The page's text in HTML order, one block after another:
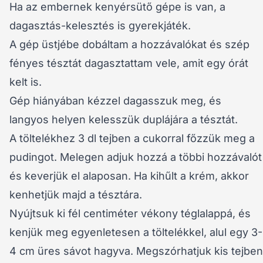
Ha az embernek kenyérsütő gépe is van, a
dagasztás-kelesztés is gyerekjáték.
A gép üstjébe dobáltam a hozzávalókat és szép
fényes tésztát dagasztattam vele, amit egy órát
kelt is.
Gép hiányában kézzel dagasszuk meg, és
langyos helyen kelesszük duplájára a tésztát.
A töltelékhez 3 dl tejben a cukorral főzzük meg a
pudingot. Melegen adjuk hozzá a többi hozzávalót
és keverjük el alaposan. Ha kihűlt a krém, akkor
kenhetjük majd a tésztára.
Nyújtsuk ki fél centiméter vékony téglalappá, és
kenjük meg egyenletesen a töltelékkel, alul egy 3-
4 cm üres sávot hagyva. Megszórhatjuk kis tejben